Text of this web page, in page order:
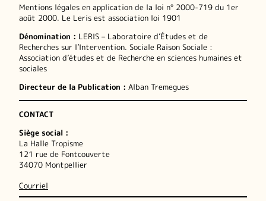
Mentions légales en application de la loi n° 2000-719 du 1er
août 2000. Le Leris est association loi 1901
Dénomination : LERIS – Laboratoire d’Études et de
Recherches sur l’Intervention. Sociale Raison Sociale :
Association d’études et de Recherche en sciences humaines et
sociales
Directeur de la Publication : Alban Tremegues
CONTACT
Siège social :
La Halle Tropisme
121 rue de Fontcouverte
34070 Montpellier
Courriel